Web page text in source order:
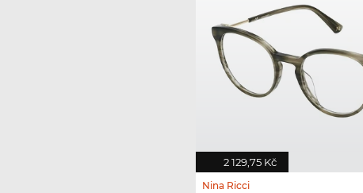
2 129,75 Kč
Nina Ricci